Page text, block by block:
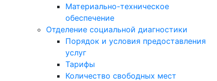
Материально-техническое
обеспечение
Отделение социальной диагностики
Порядок и условия предоставления
услуг
Тарифы
Количество свободных мест